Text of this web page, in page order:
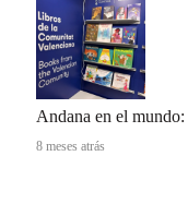
Andana en el
8 meses atrás